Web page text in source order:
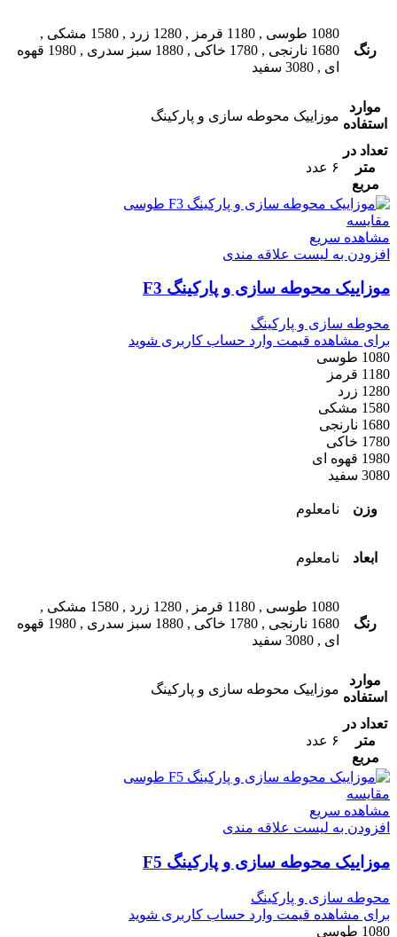
رنگ
1080 طوسی , 1180 قرمز , 1280 زرد , 1580 مشکی
,
1680 نارنجی
, 1780 خاکی , 1880 سبز سدری ,
1980 قهوه
ای , 3080 سفید
موارد
استفاده
موزاییک محوطه سازی و پارکینگ
تعداد در
متر
مربع
۶ عدد
مقایسه
مشاهده سریع
افزودن به لیست علاقه مندی
موزاییک محوطه سازی و پارکینگ F3
محوطه سازی و پارکینگ
برای مشاهده قیمت وارد حساب کاربری شوید
1080 طوسی
1180 قرمز
1280 زرد
1580 مشکی
1680 نارنجی
1780 خاکی
1980 قهوه ای
3080 سفید
وزن نامعلوم
ابعاد نامعلوم
رنگ
1080 طوسی , 1180 قرمز , 1280 زرد , 1580 مشکی
,
1680 نارنجی
, 1780 خاکی , 1880 سبز سدری ,
1980 قهوه
ای , 3080 سفید
موارد
استفاده
موزاییک محوطه سازی و پارکینگ
تعداد در
متر
مربع
۶ عدد
مقایسه
مشاهده سریع
افزودن به لیست علاقه مندی
موزاییک محوطه سازی و پارکینگ F5
محوطه سازی و پارکینگ
برای مشاهده قیمت وارد حساب کاربری شوید
1080 طوسی